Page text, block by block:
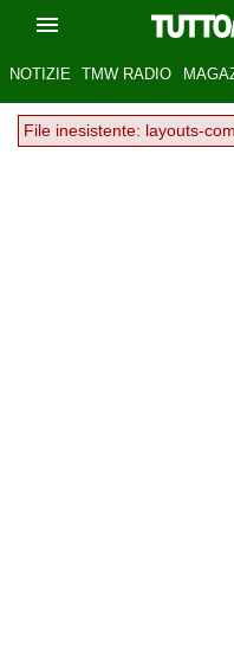
NOTIZIE TMW RADIO
File inesistente: layouts-